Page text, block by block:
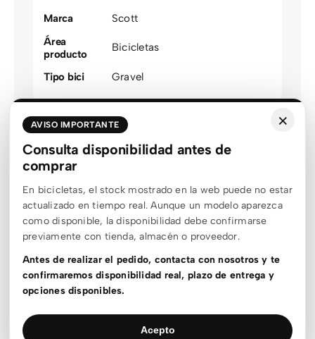
Marca
Scott
Área
producto
Bicicletas
Tipo bici
Gravel
Modalidad
Gravel
Talla
L,M
Color
agrupado
Género
Unisex
Estado stock
En stock
Aluminio
Carbono
Rueda
,700c
Suspensión
Rígida delantera
×
AVISO IMPORTANTE
Consulta disponibilidad antes de
comprar
En bicicletas, el stock mostrado en la web puede no estar
actualizado en tiempo real. Aunque un modelo aparezca
como disponible, la disponibilidad debe confirmarse
previamente con tienda, almacén o proveedor.
Antes de realizar el pedido, contacta con nosotros y te
confirmaremos disponibilidad real, plazo de entrega y
opciones disponibles.
Acepto